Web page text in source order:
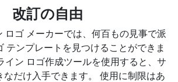
改訂の自由
ロゴ メーカーでは、何百もの見事で派
テンプレートを見つけることができま
イン ロゴ作成ツールを使用すると、サ
なだけ入手できます。 使用に制限はあ